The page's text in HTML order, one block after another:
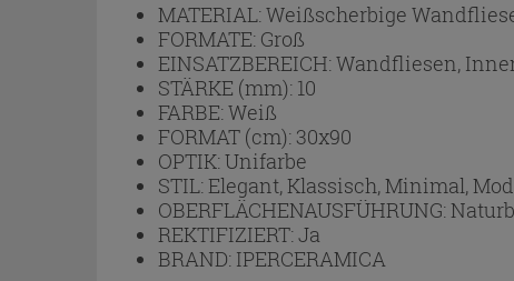
MATERIAL:Weißscherbige
FORMATE: Groß
EINSATZBEREICH:Wandfliesen,
STÄRKE (mm): 10
FARBE:Weiß
FORMAT (cm): 30x90
OPTIK:Unifarbe
STIL:Elegant, Klassisch, Minimal,
OBERFLÄCHENAUSFÜHRUNG:
REKTIFIZIERT:Ja
BRAND: IPERCERAMICA